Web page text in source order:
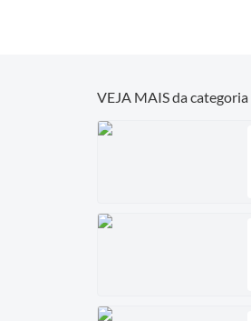
VEJA MAIS da categoria